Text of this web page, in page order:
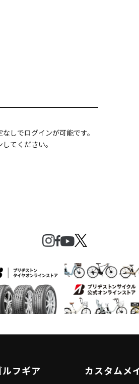
しでログインが可能です。
てください。
ルフギア カスタムメ